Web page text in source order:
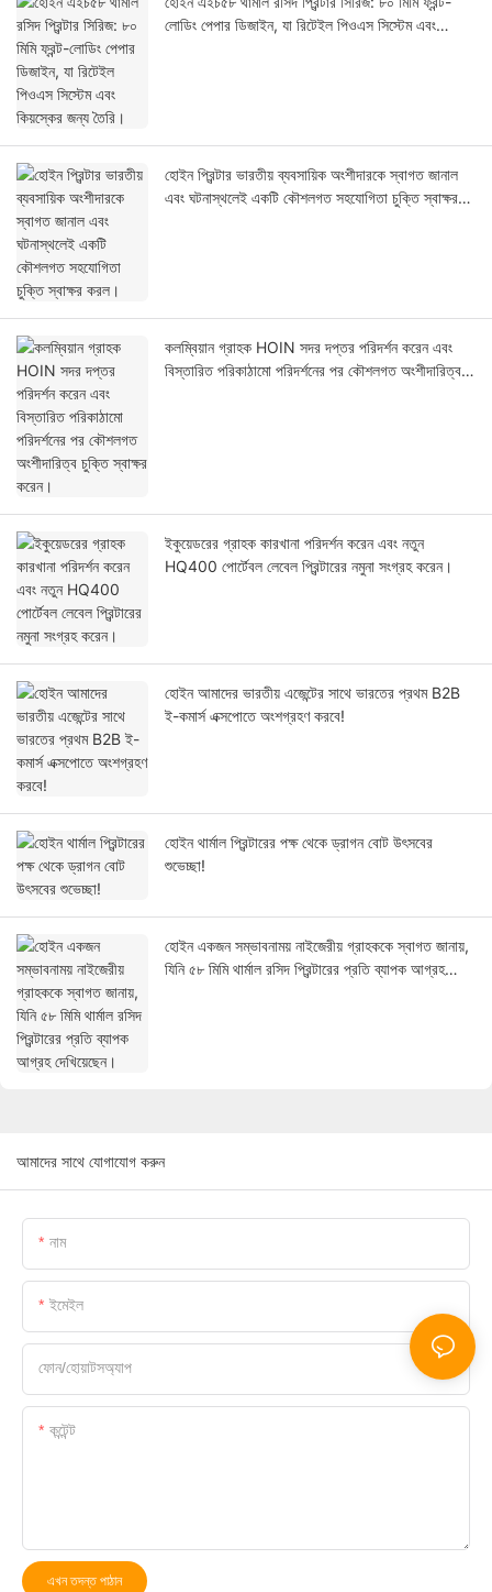
লোডিং পেপার ডিজাইন, যা রিটেইল পিওএস সিস্টেম এবং
হোইন প্রিন্টার ভারতীয় ব্যবসায়িক অংশীদারকে স্বাগত জানাল
এবং ঘটনাস্থলেই একটি কৌশলগত সহযোগিতা চুক্তি স্বাক্ষর
কলম্বিয়ান গ্রাহক HOIN সদর দপ্তর পরিদর্শন করেন এবং
বিস্তারিত পরিকাঠামো পরিদর্শনের পর কৌশলগত অংশীদারিত্ব
ইকুয়েডরের গ্রাহক কারখানা পরিদর্শন করেন এবং নতুন
HQ400 পোর্টেবল লেবেল প্রিন্টারের নমুনা সংগ্রহ করেন।
হোইন আমাদের ভারতীয় এজেন্টের সাথে ভারতের প্রথম B2B
ই-কমার্স এক্সপোতে অংশগ্রহণ করবে!
হোইন থার্মাল প্রিন্টারের পক্ষ থেকে ড্রাগন বোট উৎসবের
শুভেচ্ছা!
হোইন একজন সম্ভাবনাময় নাইজেরীয় গ্রাহককে স্বাগত জানায়,
যিনি ৫৮ মিমি থার্মাল রসিদ প্রিন্টারের প্রতি ব্যাপক আগ্রহ
আমাদের সাথে যোগাযোগ করুন
নাম
ইমেইল
ফোন/হোয়াটসঅ্যাপ
কন্টেন্ট
এখন তদন্ত পাঠান